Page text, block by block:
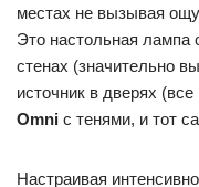
местах не вызывая
Это настольная
стенах (значительно
источник в дверях
Omni с тенями, и тот
Настраивая